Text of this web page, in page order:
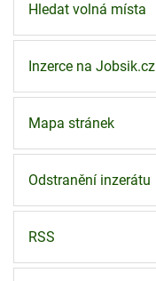
Hledat volná místa
Inzerce na Jobsik.cz
Mapa stránek
Odstranění inzerátu
RSS